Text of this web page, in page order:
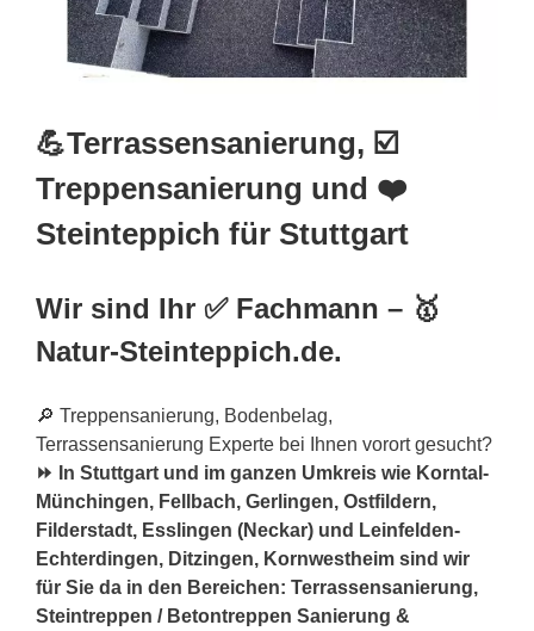
💪Terrassensanierung, ☑️
Treppensanierung und ❤️
Steinteppich für Stuttgart
Wir sind Ihr ✅ Fachmann – 🥇
Natur-Steinteppich.de.
🔎 Treppensanierung, Bodenbelag,
Terrassensanierung Experte bei Ihnen vorort gesucht?
⏩ In Stuttgart und im ganzen Umkreis wie Korntal-
Münchingen, Fellbach, Gerlingen, Ostfildern,
Filderstadt, Esslingen (Neckar) und Leinfelden-
Echterdingen, Ditzingen, Kornwestheim sind wir
für Sie da in den Bereichen: Terrassensanierung,
Steintreppen / Betontreppen Sanierung &